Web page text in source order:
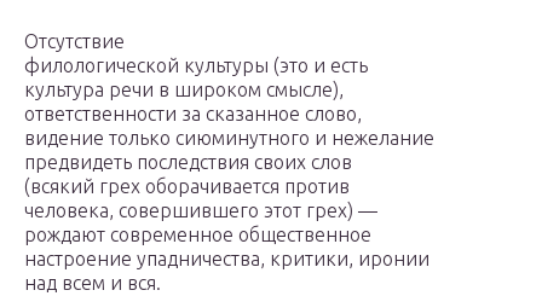
Отсутствие
филологической культуры (это и есть
культура речи в широком смысле),
ответственности за сказанное слово,
видение только сиюминутного и нежелание
предвидеть последствия своих слов
(всякий грех оборачивается против
человека, совершившего этот грех) —
рождают современное общественное
настроение упадничества, критики, иронии
над всем и вся.